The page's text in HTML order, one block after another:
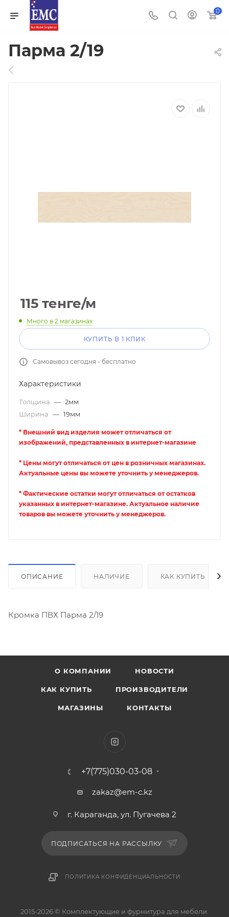
0
Парма 2/19
115 тенге/м
Много в 2 магазинах
КУПИТЬ В 1 КЛИК
Самовывоз сегодня - бесплатно
Характеристики
Толщина — 2мм
Ширина — 19мм
* Внешний вид изделия может отличаться от
изображений, представленных в интернет-магазине
* Цены могут отличаться от цен в розничных магазинах.
Актуальные цены вы можете уточнить у менеджеров.
* Фактические остатки могут отличаться от остатков
указанных в интернет-магазине. Актуальное наличие
товаров вы можете уточнить у менеджеров.
ОПИСАНИЕ НАЛИЧИЕ КАК КУПИТЬ
Кромка ПВХ Парма 2/19
О КОМПАНИИ НОВОСТИ
КАК КУПИТЬ ПРОИЗВОДИТЕЛИ
МАГАЗИНЫ КОНТАКТЫ
+7(775)030-03-08
zakaz@em-c.kz
г. Караганда, ул. Пугачева 2
ПОДПИСАТЬСЯ НА РАССЫЛКУ
ПОЛИТИКА КОНФИДЕНЦИАЛЬНОСТИ
2015-2026 © Комплектующие и фурнитура для мебели.